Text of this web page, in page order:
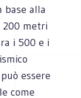
alla
200 metri
i 500 e i
essere
come